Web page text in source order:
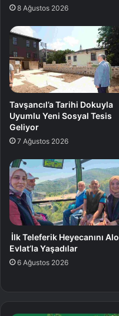
8 Ağustos 2026
Tavşancıl’a Tarihi Dokuyla
Uyumlu Yeni Sosyal Tesis
Geliyor
7 Ağustos 2026
İlk Teleferik Heyecanını Alo
Evlat’la Yaşadılar
6 Ağustos 2026